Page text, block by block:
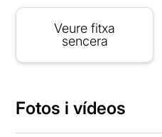
Veure fitxa
sencera
Fotos i vídeos